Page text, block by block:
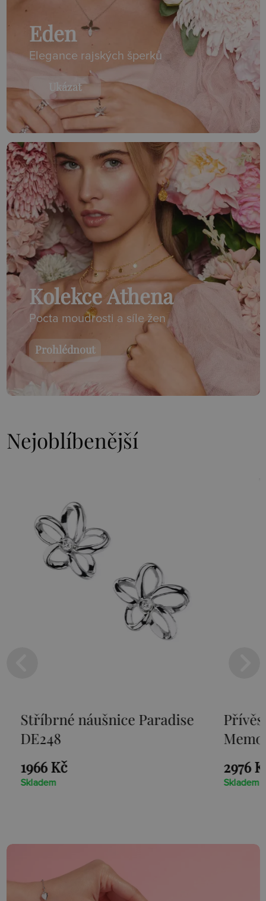
Eden
Elegance rajských šperků
Ukázat
Kolekce Athena
Pocta moudrosti a síle žen
Prohlédnout
Nejoblíbenější
Stříbrné náušnice Paradise
DE248
1966 Kč
Skladem
2976
Skladem